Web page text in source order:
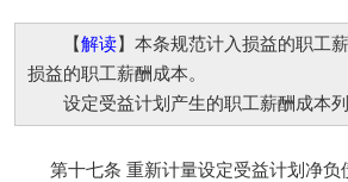
【解读】本条规范计入损益的职工
损益的职工薪酬成本。
设定受益计划产生的职工薪酬成本列
第十七条 重新计量设定受益计划净负